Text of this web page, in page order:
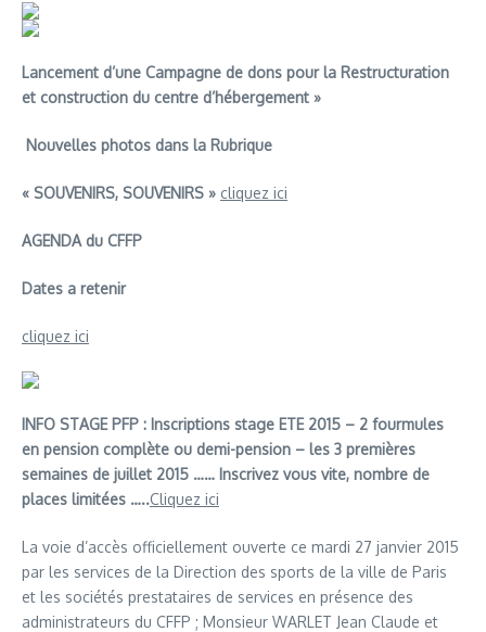
Lancement d’une Campagne de dons pour la Restructuration
et construction du centre d’hébergement »
Nouvelles photos dans la Rubrique
« SOUVENIRS, SOUVENIRS » cliquez ici
AGENDA du CFFP
Dates a retenir
cliquez ici
INFO STAGE PFP : Inscriptions stage ETE 2015 – 2 fourmules
en pension complète ou demi-pension – les 3 premières
semaines de juillet 2015 …… Inscrivez vous vite, nombre de
places limitées …..Cliquez ici
La voie d’accès officiellement ouverte ce mardi 27 janvier 2015
par les services de la Direction des sports de la ville de Paris
et les sociétés prestataires de services en présence des
administrateurs du CFFP ; Monsieur WARLET Jean Claude et